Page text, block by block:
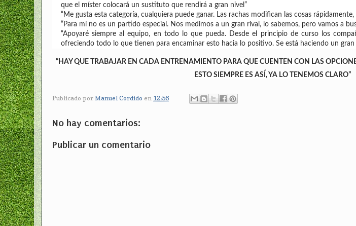
que el míster colocará un sustituto que rendirá a gran nivel”
“Me gusta esta categoría, cualquiera puede ganar. Las rachas modifican las cosas
“Para mí no es un partido especial. Nos medimos a un gran rival, lo sabemos, pero vamos a
“Apoyaré siempre al equipo, en todo lo que pueda. Desde el principio de curso los
ofreciendo todo lo que tienen para encaminar esto hacia lo positivo. Se está haciendo un gran
“HAY QUE TRABAJAR EN CADA ENTRENAMIENTO PARA QUE CUENTEN CON LAS
ESTO SIEMPRE ES ASÍ, YA LO TENEMOS CLARO”
Publicado por Manuel Cordido en 12:56
No hay comentarios:
Publicar un comentario